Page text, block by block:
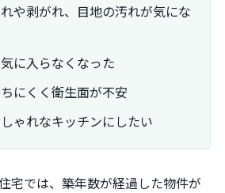
や剥がれ、目地の汚れが気にな
に入らなくなった
にくく衛生面が不安
ゃれなキッチンにしたい
宅では、築年数が経過した物件が